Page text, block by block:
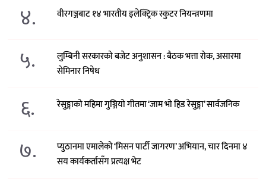
४. वीरगञ्जबाट १४ भारतीय इलेक्ट्रिक स्कुटर नियन्त्रणमा
५.
लुम्बिनी सरकारको बजेट अनुशासन : बैठक भत्ता रोक, असारमा
सेमिनार निषेध
६. रेसुङ्गाको महिमा गुञ्जियो गीतमा ‘जाम भो हिड रेसुङ्गा’ सार्वजनिक
७.
प्युठानमा एमालेको ‘मिसन पार्टी जागरण’ अभियान, चार दिनमा ४
सय कार्यकर्तासँग प्रत्यक्ष भेट